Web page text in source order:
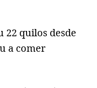
22 quilos desde
a comer